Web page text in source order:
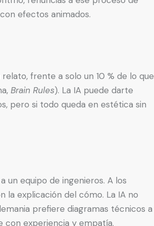
efectos animados.
frente a solo un 10 % de lo que
Brain Rules). La IA puede darte
pero si todo queda en estética sin
un equipo de ingenieros. A los
la explicación del cómo. La IA no
prefiere diagramas técnicos a
con experiencia y empatía.